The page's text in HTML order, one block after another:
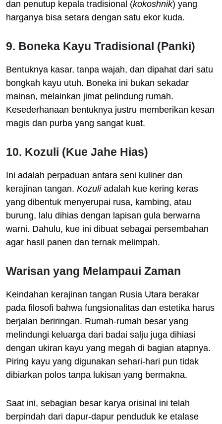
dan penutup kepala tradisional (kokoshnik) yang
harganya bisa setara dengan satu ekor kuda.
9. Boneka Kayu Tradisional (Panki)
Bentuknya kasar, tanpa wajah, dan dipahat dari satu
bongkah kayu utuh. Boneka ini bukan sekadar
mainan, melainkan jimat pelindung rumah.
Kesederhanaan bentuknya justru memberikan kesan
magis dan purba yang sangat kuat.
10. Kozuli (Kue Jahe Hias)
Ini adalah perpaduan antara seni kuliner dan
kerajinan tangan. Kozuliadalah kue kering keras
yang dibentuk menyerupai rusa, kambing, atau
burung, lalu dihias dengan lapisan gula berwarna
warni. Dahulu, kue ini dibuat sebagai persembahan
agar hasil panen dan ternak melimpah.
Warisan yang Melampaui Zaman
Keindahan kerajinan tangan Rusia Utara berakar
pada filosofi bahwa fungsionalitas dan estetika harus
berjalan beriringan. Rumah-rumah besar yang
melindungi keluarga dari badai salju juga dihiasi
dengan ukiran kayu yang megah di bagian atapnya.
Piring kayu yang digunakan sehari-hari pun tidak
dibiarkan polos tanpa lukisan yang bermakna.
Saat ini, sebagian besar karya orisinal ini telah
berpindah dari dapur-dapur penduduk ke etalase